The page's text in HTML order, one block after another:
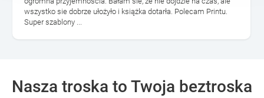
wszystko sie dobrze ułożyło i książka dotarła. Polecam Printu.
Super szablony ...
Nasza troska to Twoja beztroska